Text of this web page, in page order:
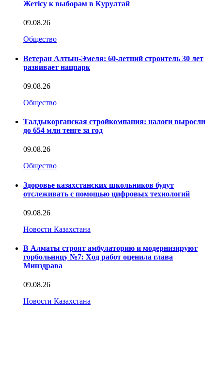
Жетісу к выборам в Курултай
09.08.26
Общество
Ветеран Алтын-Эмеля: 60-летний строитель 30 лет
развивает нацпарк
09.08.26
Общество
Талдыкорганская стройкомпания: налоги выросли
до 654 млн тенге за год
09.08.26
Общество
Здоровье казахстанских школьников будут
отслеживать с помощью цифровых технологий
09.08.26
Новости Казахстана
В Алматы строят амбулаторию и модернизируют
горбольницу №7: Ход работ оценила глава
Минздрава
09.08.26
Новости Казахстана